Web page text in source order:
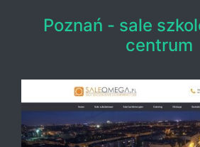
Poznań - sale
centrum